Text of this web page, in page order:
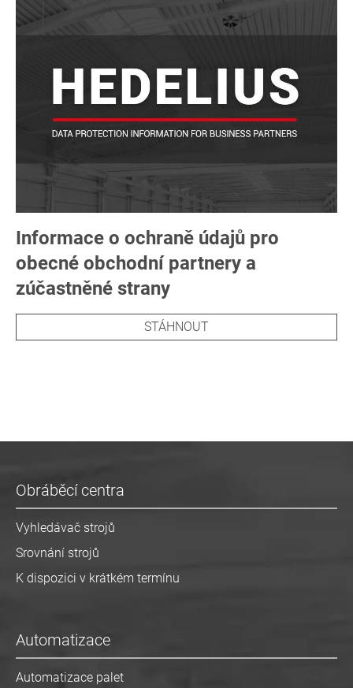
Informace o ochraně údajů pro
obecné obchodní partnery a
zúčastněné strany
STÁHNOUT
Obráběcí centra
Vyhledávač strojů
Srovnání strojů
K dispozici v krátkém termínu
Automatizace
Automatizace palet